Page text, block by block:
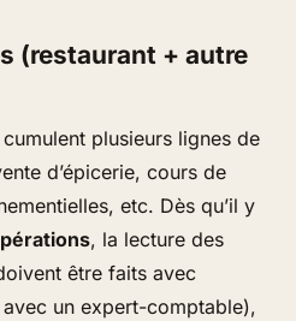
(restaurant + autre
plusieurs lignes de
d’épicerie, cours de
etc. Dès qu’il y
, la lecture des
être faits avec
un expert-comptable),